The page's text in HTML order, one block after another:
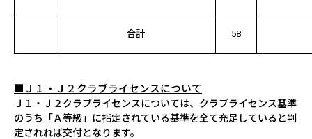
合計 58
■Ｊ１・Ｊ２クラブライセンスについて
Ｊ１・Ｊ２クラブライセンスについては、クラブライセンス基準
のうち「Ａ等級」に指定されている基準を全て充足していると判
定されれば交付となります。